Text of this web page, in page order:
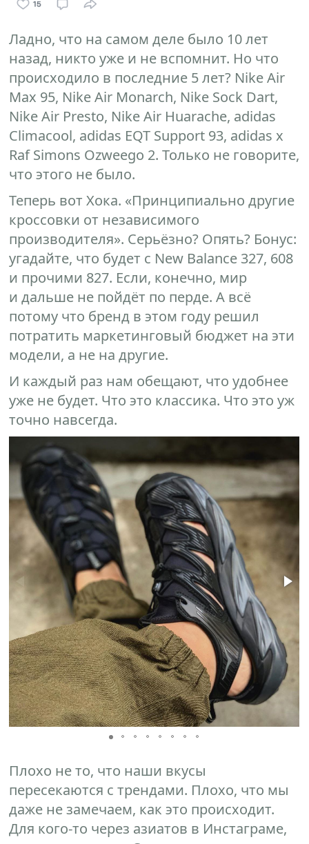
Ладно, что на самом деле было 10 лет
назад, никто уже и не вспомнит. Но что
происходило в последние 5 лет? Nike Air
Max 95, Nike Air Monarch, Nike Sock Dart,
Nike Air Presto, Nike Air Huarache, adidas
Climacool, adidas EQT Support 93, adidas x
Raf Simons Ozweego 2. Только не говорите,
что этого не было.
Теперь вот Хока. «Принципиально другие
кроссовки от независимого
производителя». Серьёзно? Опять? Бонус:
угадайте, что будет с New Balance 327, 608
и прочими 827. Если, конечно, мир
и дальше не пойдёт по перде. А всё
потому что бренд в этом году решил
потратить маркетинговый бюджет на эти
модели, а не на другие.
И каждый раз нам обещают, что удобнее
уже не будет. Что это классика. Что это уж
точно навсегда.
Плохо не то, что наши вкусы
пересекаются с трендами. Плохо, что мы
даже не замечаем, как это происходит.
Для кого-то через азиатов в Инстаграме,